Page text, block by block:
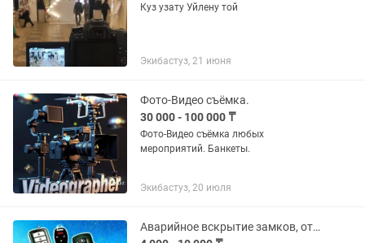
Куз узату Уйлену той
Экибастуз, 21 июня
Фото-Видео съёмка.
30 000 - 100 000 ₸
Фото-Видео съёмка любых
мероприятий. Банкеты.
Экибастуз, 20 июля
Аварийное вскрытие замков, открытие дверей квартир, авто.